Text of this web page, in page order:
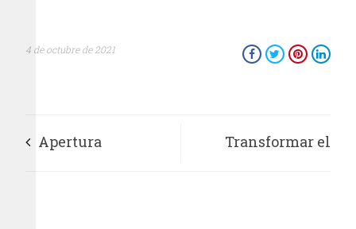
4 de octubre de 2021
Apertura Transformar el